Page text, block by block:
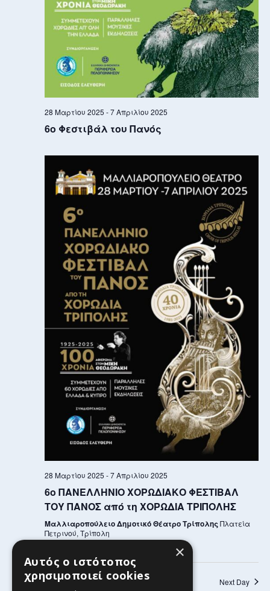
28 Μαρτίου 2025 -7 Απριλίου 2025
6ο Φεστιβάλ του Πανός
28 Μαρτίου 2025 -7 Απριλίου 2025
6ο ΠΑΝΕΛΛΗΝΙΟ ΧΟΡΩΔΙΑΚΟ ΦΕΣΤΙΒΑΛ
ΤΟΥ ΠΑΝΟΣ από τη ΧΟΡΩΔΙΑ ΤΡΙΠΟΛΗΣ
Μαλλιαροπούλειο Δημοτικό Θέατρο ΤρίποληςΠλατεία
Πετρινού, Τρίπολη
Previous Day Next Day
×
Αυτός ο ιστότοπος
χρησιμοποιεί cookies